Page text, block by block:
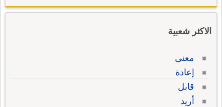
الاكثر شعبية
معنى
إعادة
قابل
أريد